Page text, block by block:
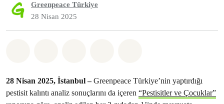
Greenpeace Türkiye
28 Nisan 2025
28 Nisan 2025, İstanbul –Greenpeace Türkiye’nin yaptırdığı
pestisit kalıntı analiz sonuçlarını da içeren “Pestisitler ve Çocuklar”